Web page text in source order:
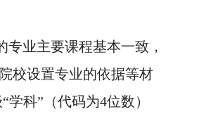
业主要课程基本一致，
校设置专业的依据等材
科”（代码为4位数）